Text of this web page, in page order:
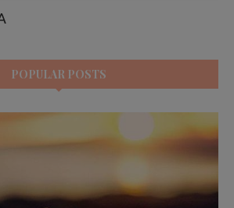
POPULAR POSTS